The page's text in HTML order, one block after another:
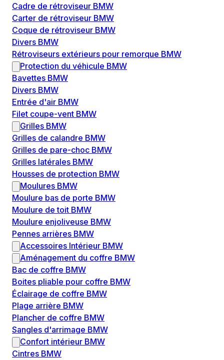
Cadre de rétroviseur BMW
Carter de rétroviseur BMW
Coque de rétroviseur BMW
Divers BMW
Rétroviseurs extérieurs pour remorque BMW
Protection du véhicule BMW
Bavettes BMW
Divers BMW
Entrée d'air BMW
Filet coupe-vent BMW
Grilles BMW
Grilles de calandre BMW
Grilles de pare-choc BMW
Grilles latérales BMW
Housses de protection BMW
Moulures BMW
Moulure bas de porte BMW
Moulure de toit BMW
Moulure enjoliveuse BMW
Pennes arrières BMW
Accessoires Intérieur BMW
Aménagement du coffre BMW
Bac de coffre BMW
Boites pliable pour coffre BMW
Éclairage de coffre BMW
Plage arrière BMW
Plancher de coffre BMW
Sangles d'arrimage BMW
Confort intérieur BMW
Cintres BMW